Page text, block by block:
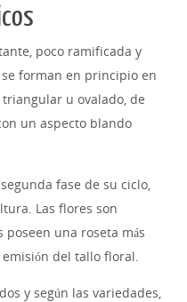
poco ramificada y
forman en principio en
u ovalado, de
un aspecto blando
fase de su ciclo,
Las flores son
una roseta más
del tallo floral.
y según las variedades,